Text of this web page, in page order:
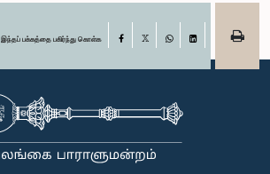
இந்தப் பக்கத்தை பகிர்ந்து கொள்க Facebook